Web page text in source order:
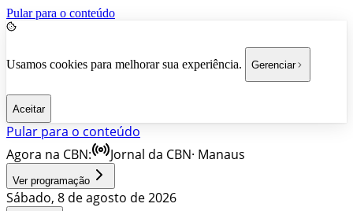
Pular para o conteúdo
Usamos cookies para melhorar sua experiência. Gerenciar
Aceitar
Pular para o conteúdo
Agora na CBN:
Jornal da CBN· Manaus
Ver programação
Sábado, 8 de agosto de 2026